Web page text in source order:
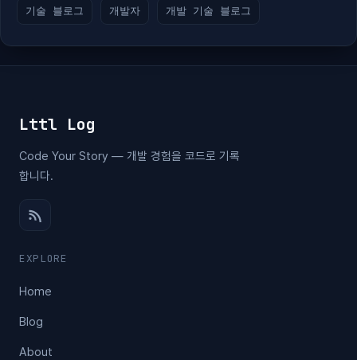
기술 블로그 개발자 개발 기술 블로그
Lttl Log
Code Your Story — 개발 경험을 코드로 기록
합니다.
EXPLORE
Home
Blog
About